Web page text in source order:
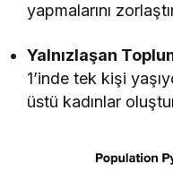
yapmalarını
Yalnızlaşan
1’inde tek kişi
üstü kadınlar